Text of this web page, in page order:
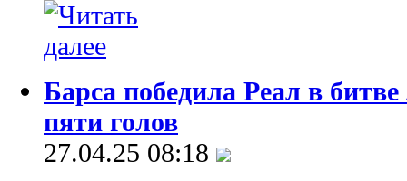
Барса победила Реал в
пяти голов
27.04.25 08:18